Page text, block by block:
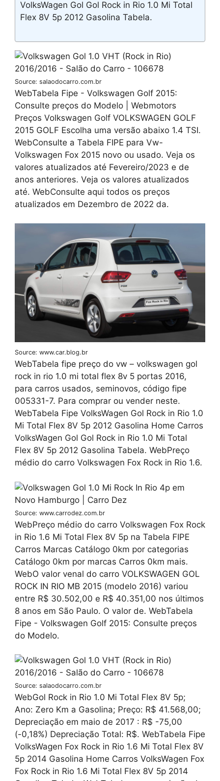
VolksWagen Gol Gol Rock in Rio 1.0 Mi Total
Flex 8V 5p 2012 Gasolina Tabela.
Source: salaodocarro.com.br
WebTabela Fipe - Volkswagen Golf 2015:
Consulte preços do Modelo | Webmotors
Preços Volkswagen Golf VOLKSWAGEN GOLF
2015 GOLF Escolha uma versão abaixo 1.4 TSI.
WebConsulte a Tabela FIPE para Vw-
Volkswagen Fox 2015 novo ou usado. Veja os
valores atualizados até Fevereiro/2023 e de
anos anteriores. Veja os valores atualizados
até. WebConsulte aqui todos os preços
atualizados em Dezembro de 2022 da.
Source: www.car.blog.br
WebTabela fipe preço do vw – volkswagen gol
rock in rio 1.0 mi total flex 8v 5 portas 2016,
para carros usados, seminovos, código fipe
005331-7. Para comprar ou vender neste.
WebTabela Fipe VolksWagen Gol Rock in Rio 1.0
Mi Total Flex 8V 5p 2012 Gasolina Home Carros
VolksWagen Gol Gol Rock in Rio 1.0 Mi Total
Flex 8V 5p 2012 Gasolina Tabela. WebPreço
médio do carro Volkswagen Fox Rock in Rio 1.6.
Source: www.carrodez.com.br
WebPreço médio do carro Volkswagen Fox Rock
in Rio 1.6 Mi Total Flex 8V 5p na Tabela FIPE
Carros Marcas Catálogo 0km por categorias
Catálogo 0km por marcas Carros 0km mais.
WebO valor venal do carro VOLKSWAGEN GOL
ROCK IN RIO MB 2015 (modelo 2016) variou
entre R$ 30.502,00 e R$ 40.351,00 nos últimos
8 anos em São Paulo. O valor de. WebTabela
Fipe - Volkswagen Golf 2015: Consulte preços
do Modelo.
Source: salaodocarro.com.br
WebGol Rock in Rio 1.0 Mi Total Flex 8V 5p;
Ano: Zero Km a Gasolina; Preço: R$ 41.568,00;
Depreciação em maio de 2017 : R$ -75,00
(-0,18%) Depreciação Total: R$. WebTabela Fipe
VolksWagen Fox Rock in Rio 1.6 Mi Total Flex 8V
5p 2014 Gasolina Home Carros VolksWagen Fox
Fox Rock in Rio 1.6 Mi Total Flex 8V 5p 2014